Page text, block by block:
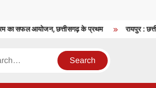
का सफल आयोजन, छत्तीसगढ़ के प्रथम रायपुर :